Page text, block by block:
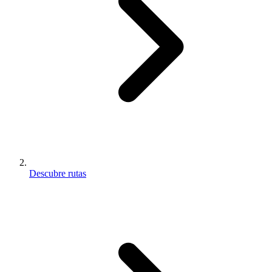
Descubre rutas